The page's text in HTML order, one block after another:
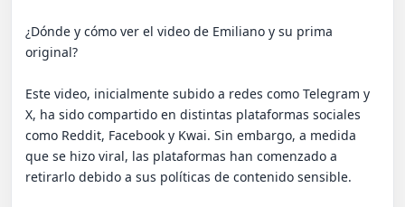
¿Dónde y cómo ver el video de Emiliano y su prima
original?
Este video, inicialmente subido a redes como Telegram y
X, ha sido compartido en distintas plataformas sociales
como Reddit, Facebook y Kwai. Sin embargo, a medida
que se hizo viral, las plataformas han comenzado a
retirarlo debido a sus políticas de contenido sensible.